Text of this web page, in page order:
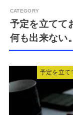
予定を立てて
何も出来ない。
予定を立て